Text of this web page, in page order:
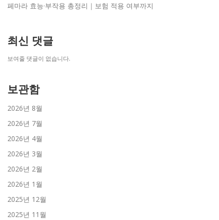
페마라 효능·부작용 총정리｜보험 적용 여부까지
최신 댓글
보여줄 댓글이 없습니다.
보관함
2026년 8월
2026년 7월
2026년 4월
2026년 3월
2026년 2월
2026년 1월
2025년 12월
2025년 11월